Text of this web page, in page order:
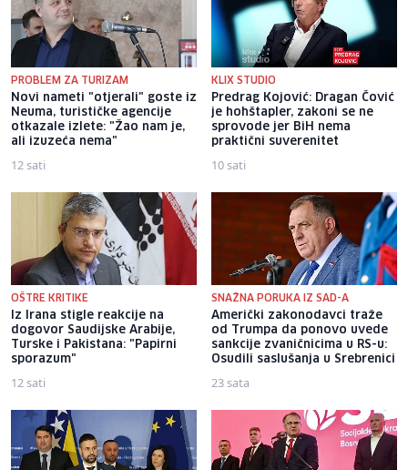
PROBLEM ZA TURIZAM
Novi nameti "otjerali" goste iz
Neuma, turističke agencije
otkazale izlete: "Žao nam je,
ali izuzeća nema"
12 sati
KLIX STUDIO
Predrag Kojović: Dragan Čović
je hohštapler, zakoni se ne
sprovode jer BiH nema
praktični suverenitet
10 sati
OŠTRE KRITIKE
Iz Irana stigle reakcije na
dogovor Saudijske Arabije,
Turske i Pakistana: "Papirni
sporazum"
12 sati
SNAŽNA PORUKA IZ SAD-A
Američki zakonodavci traže
od Trumpa da ponovo uvede
sankcije zvaničnicima u RS-u:
Osudili saslušanja u Srebrenici
23 sata